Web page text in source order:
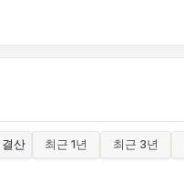
결산 최근 1년 최근 3년